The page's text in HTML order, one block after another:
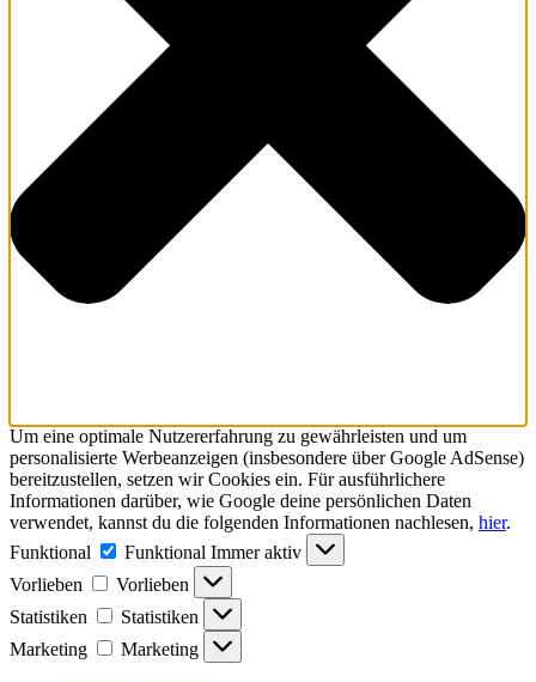
Um eine optimale Nutzererfahrung zu gewährleisten und um
personalisierte Werbeanzeigen (insbesondere über Google AdSense)
bereitzustellen, setzen wir Cookies ein. Für ausführlichere
Informationen darüber, wie Google deine persönlichen Daten
verwendet, kannst du die folgenden Informationen nachlesen, hier.
Funktional
Funktional Immer aktiv
Vorlieben
Vorlieben
Statistiken
Statistiken
Marketing
Marketing